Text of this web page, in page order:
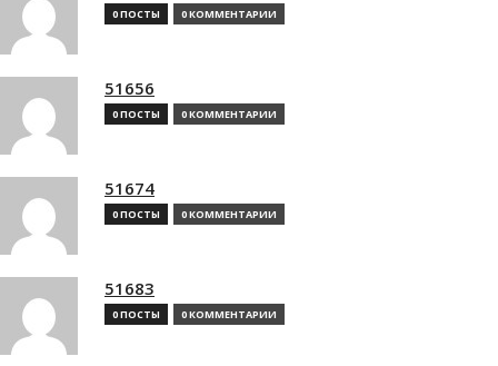
0 ПОСТЫ 0 КОММЕНТАРИИ
51656
0 ПОСТЫ 0 КОММЕНТАРИИ
51674
0 ПОСТЫ 0 КОММЕНТАРИИ
51683
0 ПОСТЫ 0 КОММЕНТАРИИ